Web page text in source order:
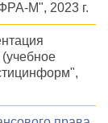
М", 2023 г.